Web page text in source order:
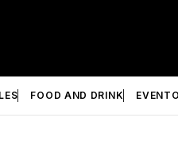
FOOD AND DRINK